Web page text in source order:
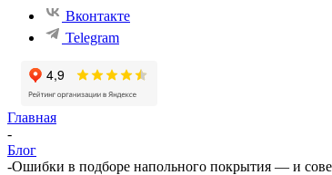
Вконтакте
Telegram
Главная
-
Блог
-Ошибки в подборе напольного покрытия — и